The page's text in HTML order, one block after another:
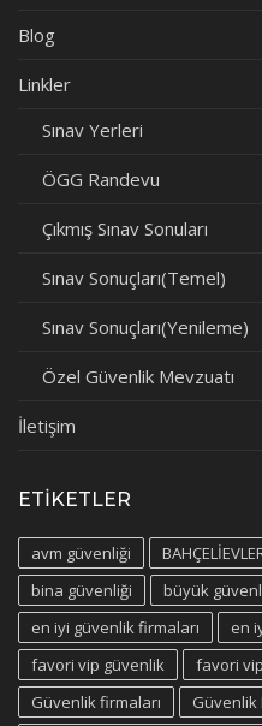
Blog
Linkler
Sınav Yerleri
ÖGG Randevu
Çıkmış Sınav Sonuları
Sınav Sonuçları(Temel)
Sınav Sonuçları(Yenileme)
Özel Güvenlik Mevzuatı
İletişim
ETIKETLER
avm güvenliği
bina güvenliği
büyük
en iyi güvenlik firmaları
en
favori vip güvenlik
favori
Güvenlik firmaları
Güvenlik